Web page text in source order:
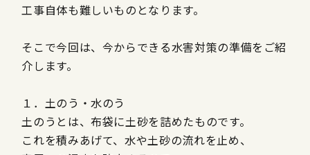
工事自体も難しいものとなります。
そこで今回は、今からできる水害対策の準備をご紹
介します。
１．土のう・水のう
土のうとは、布袋に土砂を詰めたものです。
これを積みあげて、水や土砂の流れを止め、